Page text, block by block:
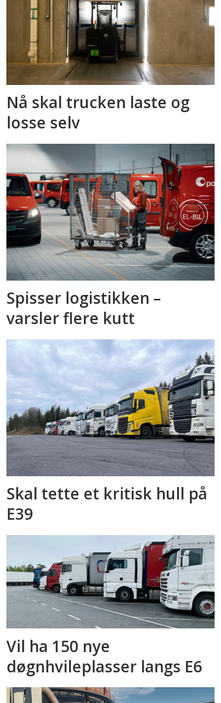
Nå skal trucken laste og
losse selv
Spisser logistikken –
varsler flere kutt
Skal tette et kritisk hull på
E39
Vil ha 150 nye
døgnhvileplasser langs E6